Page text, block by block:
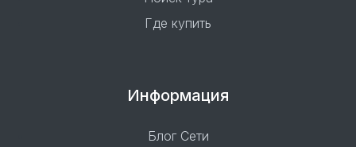
Где купить
Информация
Блог Сети